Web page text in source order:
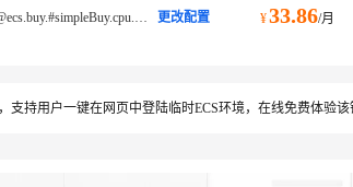
ecs.e-c1m1.large@ecs.buy.#simpleBuy.cpu.memory经济型 e 更改配置 ¥33.86/月
支持用户一键在网页中登陆临时ECS环境，在线免费体验